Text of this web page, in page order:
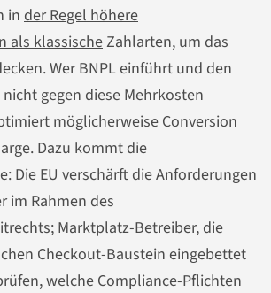
in der Regel höhere
als klassischeZahlarten, um das
Wer BNPL einführt und den
gegen diese Mehrkosten
möglicherweise Conversion
Dazu kommt die
Die EU verschärft die Anforderungen
im Rahmen des
Marktplatz-Betreiber, die
Checkout-Baustein eingebettet
welche Compliance-Pflichten